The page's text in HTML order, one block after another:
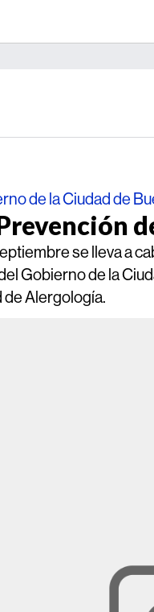
de la Ciudad de
se lleva a
Gobierno de la
de Alergología.